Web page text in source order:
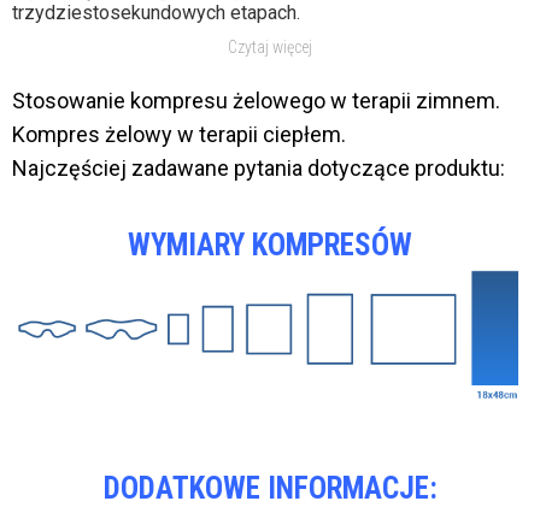
trzydziestosekundowych etapach.
Czytaj więcej
Stosowanie kompresu żelowego w terapii zimnem.
Kompres żelowy w terapii ciepłem.
Najczęściej zadawane pytania dotyczące produktu:
WYMIARY KOMPRESÓW
DODATKOWE INFORMACJE: